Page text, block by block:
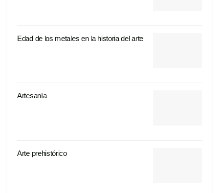
Edad de los metales en la historia del arte
Artesanía
Arte prehistórico